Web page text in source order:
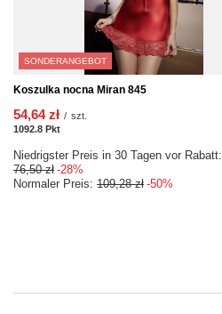
SONDERANGEBOT
Koszulka nocna Miran 845
54,64 zł / szt.
1092.8 Pkt
Niedrigster Preis in 30 Tagen vor Rabatt:
76,50 zł -28%
Normaler Preis: 109,28 zł -50%